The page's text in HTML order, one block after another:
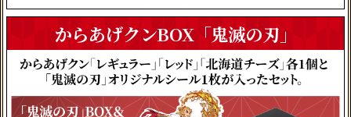
からあげクンBOX「鬼滅の刃」